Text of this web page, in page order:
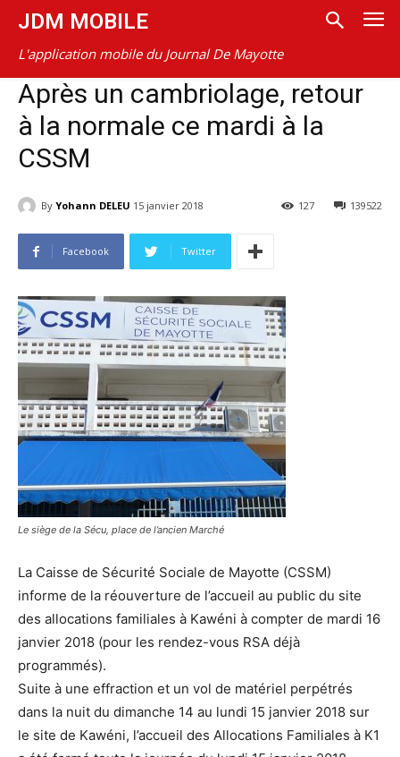
JDM MOBILE
L'application mobile du Journal De Mayotte
Après un cambriolage, retour
à la normale ce mardi à la
CSSM
By Yohann DELEU 15 janvier 2018 139522
127
Facebook Twitter
Le siège de la Sécu, place de l’ancien Marché
La Caisse de Sécurité Sociale de Mayotte (CSSM)
informe de la réouverture de l’accueil au public du site
des allocations familiales à Kawéni à compter de mardi 16
janvier 2018 (pour les rendez-vous RSA déjà
programmés).
Suite à une effraction et un vol de matériel perpétrés
dans la nuit du dimanche 14 au lundi 15 janvier 2018 sur
le site de Kawéni, l’accueil des Allocations Familiales à K1